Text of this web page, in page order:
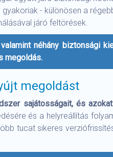
- különösen a
járó feltörések.
néhány biztonsági
megoldás.
megoldást
sajátosságait, és
és a helyreállítás
tucat sikeres